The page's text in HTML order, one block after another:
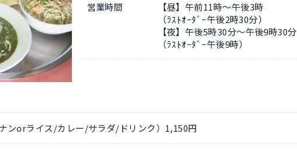
営業時間
【昼】午前11時～午後3時
（ﾗｽﾄｵｰﾀﾞｰ午後2時30分）
【夜】午後5時30分～午後9時30分
（ﾗｽﾄｵｰﾀﾞｰ午後9時）
ンorライス/カレー/サラダ/ドリンク）1,150円